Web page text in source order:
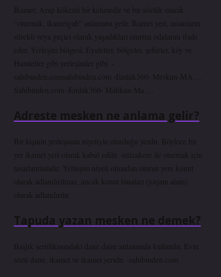
İkamet; Arap kökenli bir kelimedir ve bir sözlük olarak
“oturmak, ikametgah” anlamına gelir. İkamet yeri, insanların
sürekli veya geçici olarak yaşadıkları oturma odalarını ifade
eder. Yerleşim bölgesi; Eyaletler, bölgeler, şehirler, köy ve
Hamletler gibi yerleşimler gibi. -
sahibinden.comsahibinden.com ›Emlak360› Meskun-MA …
Sahibinden.com ›Emlak360› Mahkun-Ma …
Adreste mesken ne anlama gelir?
Bir kişinin yerleşimin niyetiyle oturduğu yerdir. Böylece bir
yer ikamet yeri olarak kabul edilir -müzakere ile oturmak için
tasarlanmalıdır. Yerleşim niyeti olmadan oturan yere konut
olarak adlandırılmaz, ancak konut binaları (yaşam alanı)
olarak adlandırılır.
Tapuda yazan mesken ne demek?
Başlık sertifikasındaki daire daire anlamında kullanılır. Evin
sözü daire, ikamet ve ikamet yeridir. -sahibinden.com